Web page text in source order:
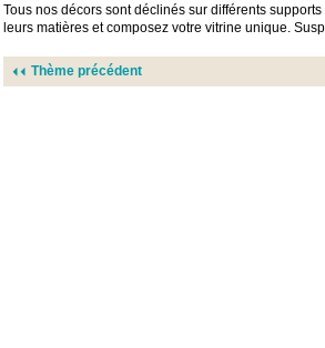
Tous nos décors sont déclinés sur différents
leurs matières et composez votre vitrine unique.
Thème précédent